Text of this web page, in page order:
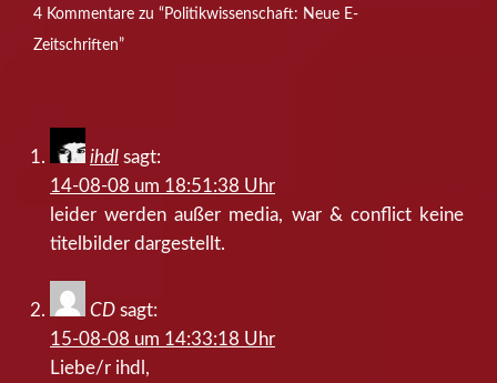
4 Kommentare zu “Politikwissenschaft: Neue E-
Zeitschriften”
ihdl sagt:
14-08-08 um 18:51:38 Uhr
leider werden außer media, war & conflict keine
titelbilder dargestellt.
CD sagt:
15-08-08 um 14:33:18 Uhr
Liebe/r ihdl,